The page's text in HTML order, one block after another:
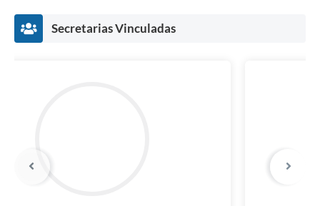
Listagem de Contribuintes Inscritos na Dívida Ativa do
MunicípioSecretarias Vinculadas